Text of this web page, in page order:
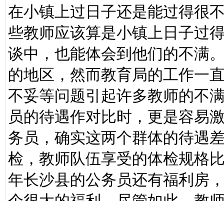
在小镇上过日子还是能过得很
些教师应该算是小镇上日子过
谈中，也能体会到他们的不满
的地区，然而教育局的工作一
不妥等问题引起许多教师的不
员的待遇作对比时，更是容易
务员，确实这两个群体的待遇
检，教师队伍享受的体检规格
年长沙县的公务员还有福利房